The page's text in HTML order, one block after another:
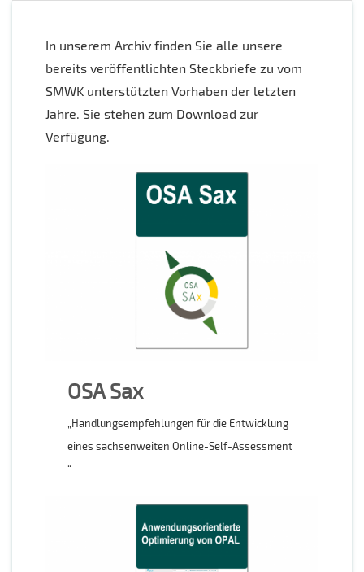
In unserem Archiv finden Sie alle unsere
bereits veröffentlichten Steckbriefe zu vom
SMWK unterstützten Vorhaben der letzten
Jahre. Sie stehen zum Download zur
Verfügung.
OSA Sax
„Handlungsempfehlungen für die Entwicklung
eines sachsenweiten Online-Self-Assessment
“